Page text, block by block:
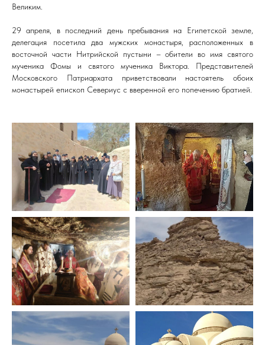
Великим.
29 апреля, в последний день пребывания на Египетской земле,
делегация посетила два мужских монастыря, расположенных в
восточной части Нитрийской пустыни – обители во имя святого
мученика Фомы и святого мученика Виктора. Представителей
Московского Патриархата приветствовали настоятель обоих
монастырей епископ Севериус с вверенной его попечению братией.